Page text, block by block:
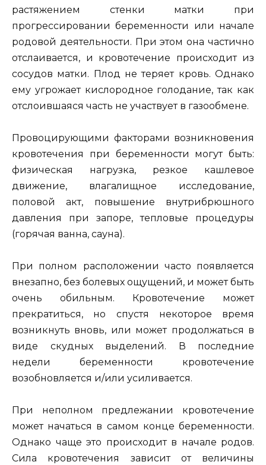
растяжением стенки матки при
прогрессировании беременности или начале
родовой деятельности. При этом она частично
отслаивается, и кровотечение происходит из
сосудов матки. Плод не теряет кровь. Однако
ему угрожает кислородное голодание, так как
отслоившаяся часть не участвует в газообмене.
Провоцирующими факторами возникновения
кровотечения при беременности могут быть:
физическая нагрузка, резкое кашлевое
движение, влагалищное исследование,
половой акт, повышение внутрибрюшного
давления при запоре, тепловые процедуры
(горячая ванна, сауна).
При полном расположении часто появляется
внезапно, без болевых ощущений, и может быть
очень обильным. Кровотечение может
прекратиться, но спустя некоторое время
возникнуть вновь, или может продолжаться в
виде скудных выделений. В последние
недели беременности кровотечение
возобновляется и/или усиливается.
При неполном предлежании кровотечение
может начаться в самом конце беременности.
Однако чаще это происходит в начале родов.
Сила кровотечения зависит от величины